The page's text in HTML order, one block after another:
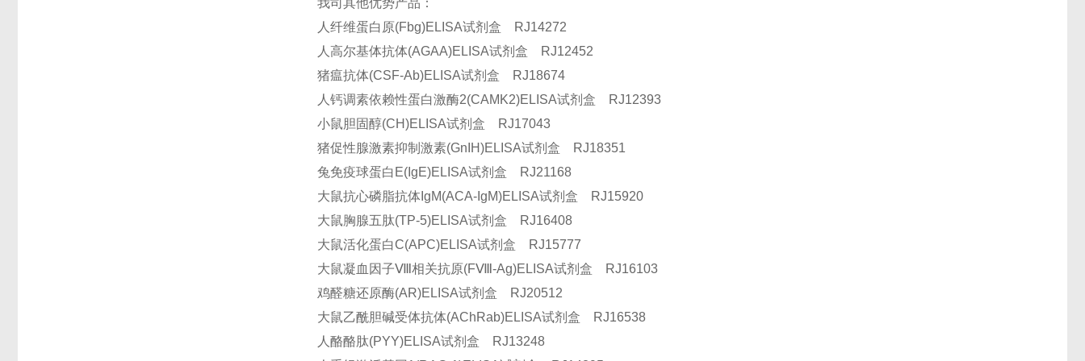
我司其他优势产品：
人纤维蛋白原(Fbg)ELISA试剂盒 RJ14272
人高尔基体抗体(AGAA)ELISA试剂盒 RJ12452
猪瘟抗体(CSF-Ab)ELISA试剂盒 RJ18674
人钙调素依赖性蛋白激酶2(CAMK2)ELISA试剂盒 RJ12393
小鼠胆固醇(CH)ELISA试剂盒 RJ17043
猪促性腺激素抑制激素(GnIH)ELISA试剂盒 RJ18351
兔免疫球蛋白E(IgE)ELISA试剂盒 RJ21168
大鼠抗心磷脂抗体IgM(ACA-IgM)ELISA试剂盒 RJ15920
大鼠胸腺五肽(TP-5)ELISA试剂盒 RJ16408
大鼠活化蛋白C(APC)ELISA试剂盒 RJ15777
大鼠凝血因子Ⅷ相关抗原(FⅧ-Ag)ELISA试剂盒 RJ16103
鸡醛糖还原酶(AR)ELISA试剂盒 RJ20512
大鼠乙酰胆碱受体抗体(AChRab)ELISA试剂盒 RJ16538
人酪酪肽(PYY)ELISA试剂盒 RJ13248